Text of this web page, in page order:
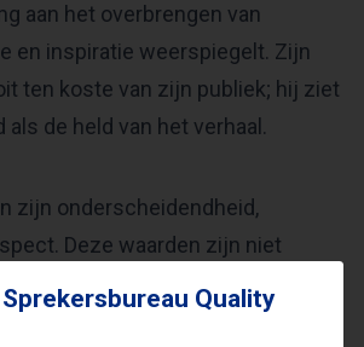
aan het overbrengen van
en inspiratie weerspiegelt. Zijn
ten koste van zijn publiek; hij ziet
de held van het verhaal.
zijn onderscheidendheid,
Deze waarden zijn niet
persoonlijke leven, zoals zijn inzet
Quality